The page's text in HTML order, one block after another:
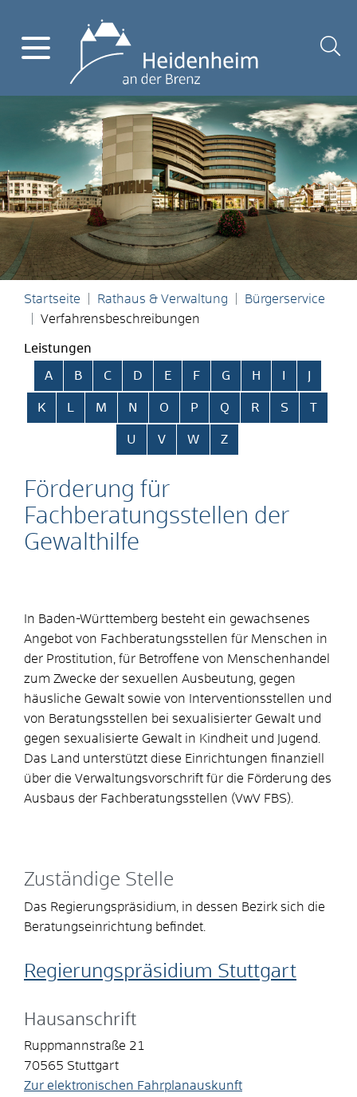
Startseite Rathaus & Verwaltung
Bürgerservice
Verfahrensbeschreibungen
Leistungen
Alphabetisches Register überspringen
A B C D E F G H
K L M N O P Q R S T
U V W Z
Förderung für
Fachberatungsstellen der
Gewalthilfe
In Baden-Württemberg besteht ein gewachsenes
Angebot von Fachberatungsstellen für Menschen in
der Prostitution, für Betroffene von Menschenhandel
zum Zwecke der sexuellen Ausbeutung, gegen
häusliche Gewalt sowie von Interventionsstellen und
von Beratungsstellen bei sexualisierter Gewalt und
gegen sexualisierte Gewalt in Kindheit und Jugend.
Das Land unterstützt diese Einrichtungen finanziell
über die Verwaltungsvorschrift für die Förderung des
Ausbaus der Fachberatungsstellen (VwV FBS).
Zuständige Stelle
Das Regierungspräsidium, in dessen Bezirk sich die
Beratungseinrichtung befindet.
Regierungspräsidium Stuttgart
Hausanschrift
Ruppmannstraße 21
70565 Stuttgart
Zur elektronischen Fahrplanauskunft